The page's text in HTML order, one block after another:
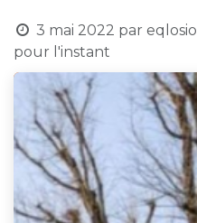
3 mai 2022 par
pour l'instant